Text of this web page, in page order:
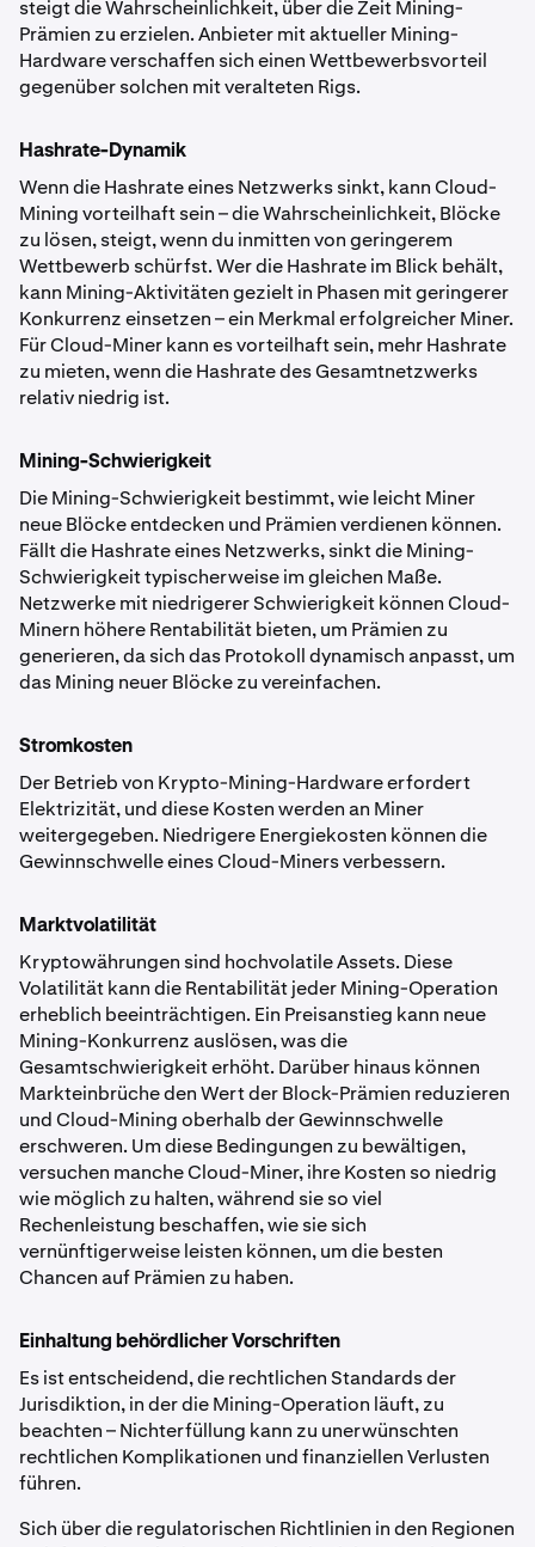
steigt die Wahrscheinlichkeit, über die Zeit Mining-
Prämien zu erzielen. Anbieter mit aktueller Mining-
Hardware verschaffen sich einen Wettbewerbsvorteil
gegenüber solchen mit veralteten Rigs.
Hashrate-Dynamik
Wenn die Hashrate eines Netzwerks sinkt, kann Cloud-
Mining vorteilhaft sein – die Wahrscheinlichkeit, Blöcke
zu lösen, steigt, wenn du inmitten von geringerem
Wettbewerb schürfst. Wer die Hashrate im Blick behält,
kann Mining-Aktivitäten gezielt in Phasen mit geringerer
Konkurrenz einsetzen – ein Merkmal erfolgreicher Miner.
Für Cloud-Miner kann es vorteilhaft sein, mehr Hashrate
zu mieten, wenn die Hashrate des Gesamtnetzwerks
relativ niedrig ist.
Mining-Schwierigkeit
Die Mining-Schwierigkeit bestimmt, wie leicht Miner
neue Blöcke entdecken und Prämien verdienen können.
Fällt die Hashrate eines Netzwerks, sinkt die Mining-
Schwierigkeit typischerweise im gleichen Maße.
Netzwerke mit niedrigerer Schwierigkeit können Cloud-
Minern höhere Rentabilität bieten, um Prämien zu
generieren, da sich das Protokoll dynamisch anpasst, um
das Mining neuer Blöcke zu vereinfachen.
Stromkosten
Der Betrieb von Krypto-Mining-Hardware erfordert
Elektrizität, und diese Kosten werden an Miner
weitergegeben. Niedrigere Energiekosten können die
Gewinnschwelle eines Cloud-Miners verbessern.
Marktvolatilität
Kryptowährungen sind hochvolatile Assets. Diese
Volatilität kann die Rentabilität jeder Mining-Operation
erheblich beeinträchtigen. Ein Preisanstieg kann neue
Mining-Konkurrenz auslösen, was die
Gesamtschwierigkeit erhöht. Darüber hinaus können
Markteinbrüche den Wert der Block-Prämien reduzieren
und Cloud-Mining oberhalb der Gewinnschwelle
erschweren. Um diese Bedingungen zu bewältigen,
versuchen manche Cloud-Miner, ihre Kosten so niedrig
wie möglich zu halten, während sie so viel
Rechenleistung beschaffen, wie sie sich
vernünftigerweise leisten können, um die besten
Chancen auf Prämien zu haben.
Einhaltung behördlicher Vorschriften
Es ist entscheidend, die rechtlichen Standards der
Jurisdiktion, in der die Mining-Operation läuft, zu
beachten – Nichterfüllung kann zu unerwünschten
rechtlichen Komplikationen und finanziellen Verlusten
führen.
Sich über die regulatorischen Richtlinien in den Regionen